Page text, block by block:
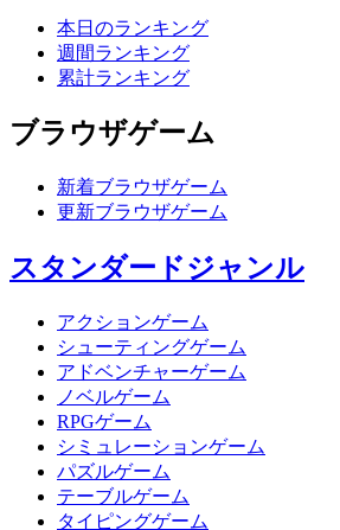
本日のランキング
週間ランキング
累計ランキング
ブラウザゲーム
新着ブラウザゲーム
更新ブラウザゲーム
スタンダードジャンル
アクションゲーム
シューティングゲーム
アドベンチャーゲーム
ノベルゲーム
RPGゲーム
シミュレーションゲーム
パズルゲーム
テーブルゲーム
タイピングゲーム